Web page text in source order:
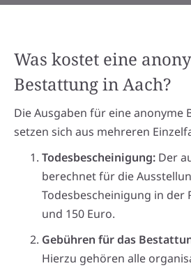
Was kostet eine
Bestattung in Aach?
Die Ausgaben für eine anonyme
setzen sich aus mehreren
Todesbescheinigung: Der
berechnet für die
Todesbescheinigung in der
und 150 Euro.
Gebühren für das
Hierzu gehören alle